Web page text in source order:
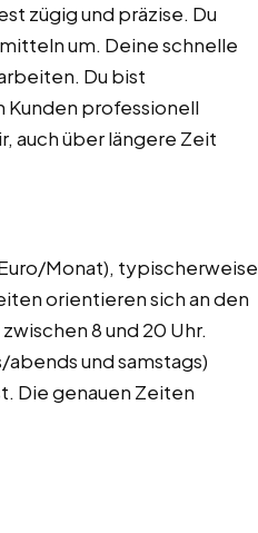
zügig und präzise. Du
um. Deine schnelle
Du bist
Kunden professionell
auch über längere Zeit
Monat), typischerweise
orientieren sich an den
8 und 20 Uhr.
und samstags)
Die genauen Zeiten